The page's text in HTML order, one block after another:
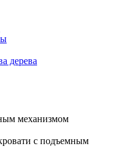
дерева
механизмом
с подъемным